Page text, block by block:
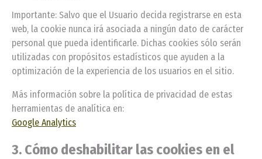
Importante: Salvo que el Usuario decida registrarse en esta
web, la cookie nunca irá asociada a ningún dato de carácter
personal que pueda identificarle. Dichas cookies sólo serán
utilizadas con propósitos estadísticos que ayuden a la
optimización de la experiencia de los usuarios en el sitio.
Más información sobre la política de privacidad de estas
herramientas de analítica en:
Google Analytics
3. Cómo deshabilitar las cookies en el